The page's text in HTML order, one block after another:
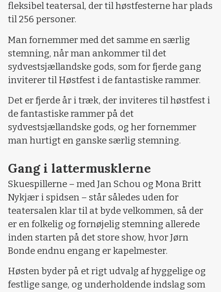
fleksibel teatersal, der til høstfesterne har plads
til 256 personer.
Man fornemmer med det samme en særlig
stemning, når man ankommer til det
sydvestsjællandske gods, som for fjerde gang
inviterer til Høstfest i de fantastiske rammer.
Det er fjerde år i træk, der inviteres til høstfest i
de fantastiske rammer på det
sydvestsjællandske gods, og her fornemmer
man hurtigt en ganske særlig stemning.
Gang i lattermusklerne
Skuespillerne – med Jan Schou og Mona Britt
Nykjær i spidsen – står således uden for
teatersalen klar til at byde velkommen, så der
er en folkelig og fornøjelig stemning allerede
inden starten på det store show, hvor Jørn
Bonde endnu engang er kapelmester.
Høsten byder på et rigt udvalg af hyggelige og
festlige sange, og underholdende indslag som